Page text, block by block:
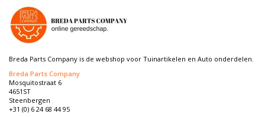
Breda Parts Company is de webshop voor Tuinartikelen en Auto onderdelen.
Breda Parts Company
Mosquitostraat 6
4651ST
Steenbergen
+31 (0) 6 24 68 44 95